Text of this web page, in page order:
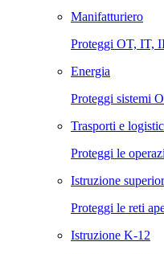
Manifatturiero
Proteggi OT, IT,
Energia
Proteggi sistemi
Trasporti e
Proteggi le
Istruzione
Proteggi le reti
Istruzione K-12